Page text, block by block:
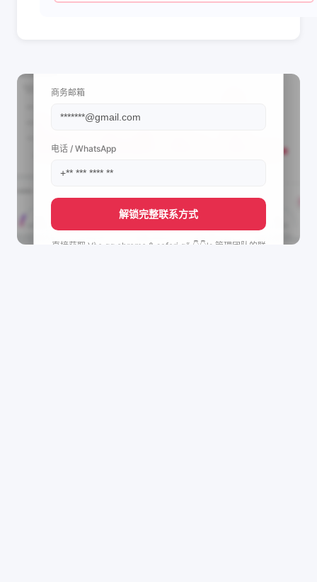
商务邮箱
电话 / WhatsApp
解锁完整联系方式
直接获取 Vào gg chrome & safari gõ 👇👇's 管理团队的联